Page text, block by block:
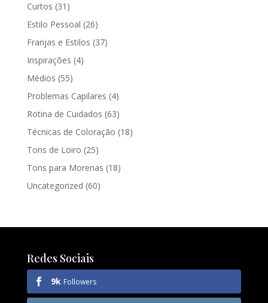
Curtos (31)
Estilo Pessoal (26)
Franjas e Estilos (37)
Inspirações (4)
Médios (55)
Problemas Capilares (4)
Rotina de Cuidados (63)
Técnicas de Coloração (18)
Tons de Loiro (25)
Tons para Morenas (18)
Uncategorized (60)
Redes Sociais
9k Followers